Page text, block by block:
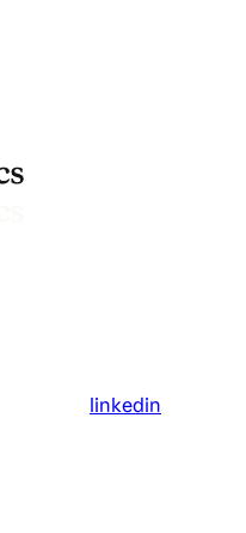
linkedin